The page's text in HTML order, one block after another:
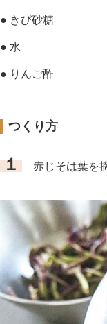
● きび砂糖
● 水
● りんご酢
つくり方
１ 赤じそは葉を